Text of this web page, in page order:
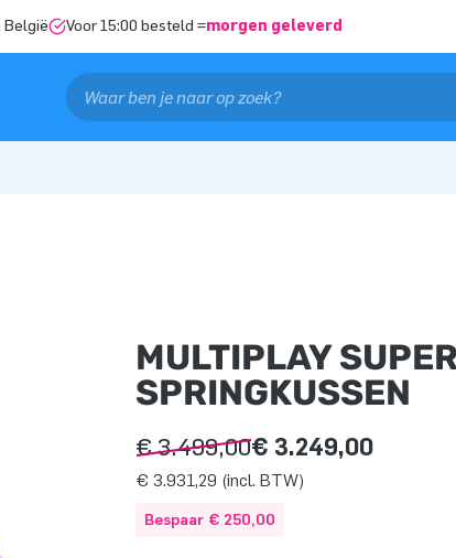
België Voor 15:00 besteld =morgen geleverd
MULTIPLAY
SPRINGKUSSEN
€ 3.499,00€ 3.249,00
€ 3.931,29 (incl. BTW)
Bespaar € 250,00